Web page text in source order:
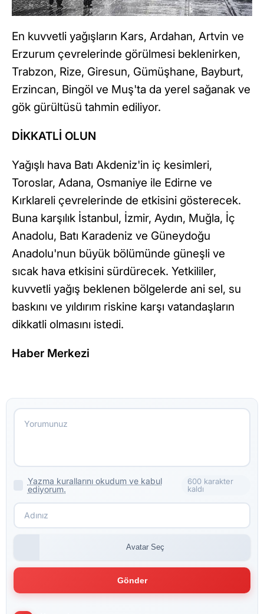
En kuvvetli yağışların Kars, Ardahan, Artvin ve
Erzurum çevrelerinde görülmesi beklenirken,
Trabzon, Rize, Giresun, Gümüşhane, Bayburt,
Erzincan, Bingöl ve Muş'ta da yerel sağanak ve
gök gürültüsü tahmin ediliyor.
DİKKATLİ OLUN
Yağışlı hava Batı Akdeniz'in iç kesimleri,
Toroslar, Adana, Osmaniye ile Edirne ve
Kırklareli çevrelerinde de etkisini gösterecek.
Buna karşılık İstanbul, İzmir, Aydın, Muğla, İç
Anadolu, Batı Karadeniz ve Güneydoğu
Anadolu'nun büyük bölümünde güneşli ve
sıcak hava etkisini sürdürecek. Yetkililer,
kuvvetli yağış beklenen bölgelerde ani sel, su
baskını ve yıldırım riskine karşı vatandaşların
dikkatli olmasını istedi.
Haber Merkezi
Yazma kurallarını okudum ve kabul
ediyorum.
600 karakter
kaldı
Avatar Seç
Gönder